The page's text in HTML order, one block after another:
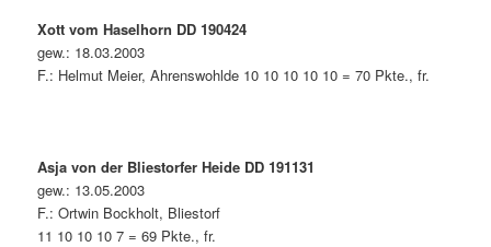
Xott vom Haselhorn DD 190424
gew.: 18.03.2003
F.: Helmut Meier, Ahrenswohlde 10 10 10 10 10 = 70 Pkte., fr.
Asja von der Bliestorfer Heide DD 191131
gew.: 13.05.2003
F.: Ortwin Bockholt, Bliestorf
11 10 10 10 7 = 69 Pkte., fr.